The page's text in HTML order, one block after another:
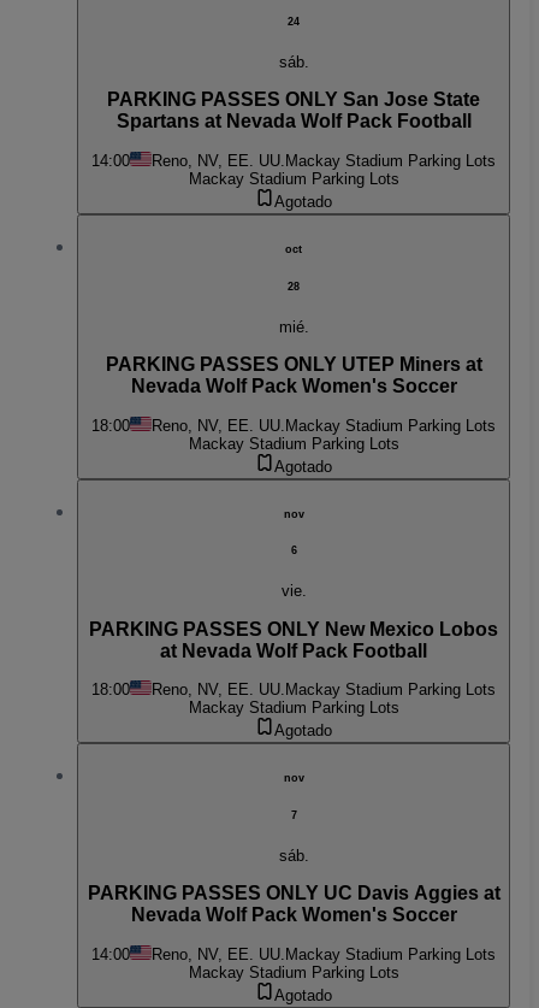
24
sáb.
PARKING PASSES ONLY San Jose State
Spartans at Nevada Wolf Pack Football
14:00 Reno, NV, EE. UU. Mackay Stadium Parking Lots
Mackay Stadium Parking Lots
Agotado
oct
28
mié.
PARKING PASSES ONLY UTEP Miners at
Nevada Wolf Pack Women's Soccer
18:00 Reno, NV, EE. UU. Mackay Stadium Parking Lots
Mackay Stadium Parking Lots
Agotado
nov
6
vie.
PARKING PASSES ONLY New Mexico Lobos
at Nevada Wolf Pack Football
18:00 Reno, NV, EE. UU. Mackay Stadium Parking Lots
Mackay Stadium Parking Lots
Agotado
nov
7
sáb.
PARKING PASSES ONLY UC Davis Aggies at
Nevada Wolf Pack Women's Soccer
14:00 Reno, NV, EE. UU. Mackay Stadium Parking Lots
Mackay Stadium Parking Lots
Agotado